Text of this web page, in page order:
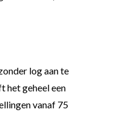
log aan te
het geheel een
vanaf 75